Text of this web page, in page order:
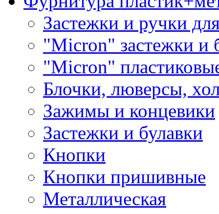
Застежки и ручки
"Micron" застежки и
"Micron"
Блочки, люверсы,
Зажимы и концевики
Застежки и булавки
Кнопки
Кнопки пришивные
Металлическая